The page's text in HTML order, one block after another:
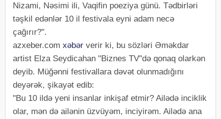
Nizami, Nəsimi ili, Vaqifin poeziya günü. Tədbirləri
təşkil edənlər 10 il festivala eyni adam necə
çağırır?".
azxeber.com xəbər verir ki, bu sözləri Əməkdar
artist Elza Seydicahan "Biznes TV"də qonaq olarkən
deyib. Müğənni festivallara dəvət olunmadığını
deyərək, şikayət edib:
"Bu 10 ildə yeni insanlar inkişaf etmir? Ailədə inciklik
olar, mən də ailənin üzvüyəm, inciyirəm. Ailədə ana